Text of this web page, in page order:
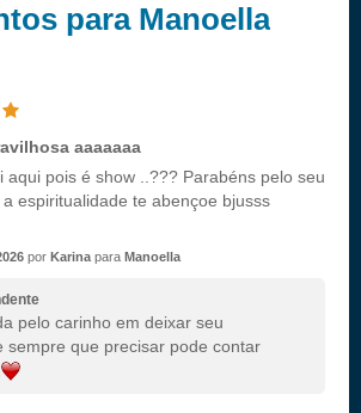
para Manoella
aaaaaaa
aqui pois é show ..??? Parabéns pelo seu
espiritualidade te abençoe bjusss
por Karina para Manoella
pelo carinho em deixar seu
sempre que precisar pode contar